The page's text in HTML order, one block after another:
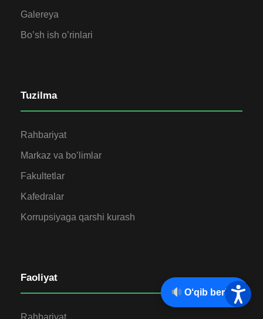
Galereya
Bo’sh ish o’rinlari
Tuzilma
Rahbariyat
Markaz va bo’limlar
Fakultetlar
Kafedralar
Korrupsiyaga qarshi kurash
Faoliyat
O‘qib berish